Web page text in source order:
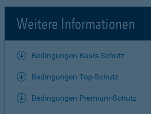
Weitere Informationen
Bedingungen Basis-Schutz
Bedingungen Top-Schutz
Bedingungen Premium-Schutz